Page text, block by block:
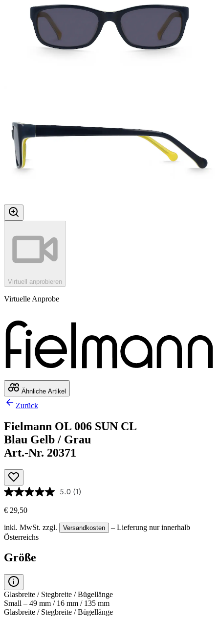
Virtuell anprobieren
Virtuelle Anprobe
Ähnliche Artikel
Zurück
Fielmann OL 006 SUN CL
Blau Gelb / Grau
Art.-Nr. 20371
5.0 (1)
€ 29,50
inkl. MwSt. zzgl. Versandkosten
– Lieferung nur innerhalb
Österreichs
Größe
Glasbreite / Stegbreite / Bügellänge
Small – 49 mm / 16 mm / 135 mm
Glasbreite / Stegbreite / Bügellänge